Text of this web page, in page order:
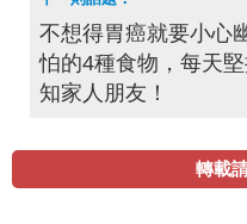
不想得胃癌就要小心
怕的4種食物，每天
知家人朋友！
轉載